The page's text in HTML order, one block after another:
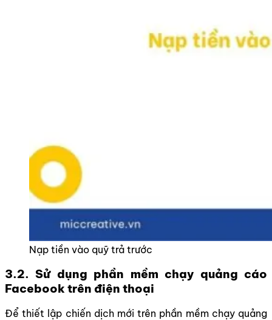
Nạp tiền vào quỹ trả trước
3.2. Sử dụng phần mềm chạy quảng cáo
Facebook trên điện thoại
Để thiết lập chiến dịch mới trên phần mềm chạy quảng